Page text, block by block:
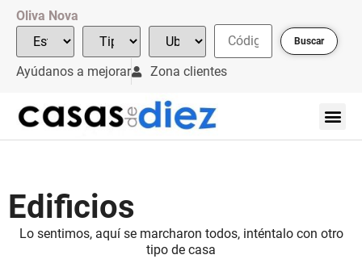
Oliva Nova
Buscar
Ayúdanos a mejorar Zona clientes
Edificios
Lo sentimos, aquí se marcharon todos, inténtalo con otro
tipo de casa